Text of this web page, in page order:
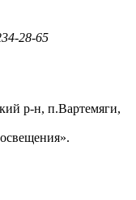
28-65
р-н, п.Вартемяги,